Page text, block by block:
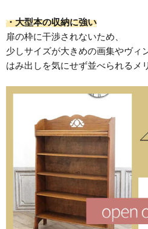
・大型本の収納に強い
扉の枠に干渉されないため、
少しサイズが大きめの画集やヴィ
はみ出しを気にせず並べられるメ